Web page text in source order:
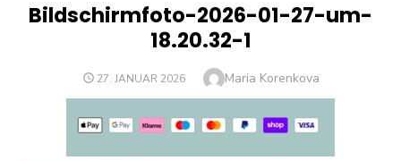
Bildschirmfoto-2026-01-27-um-
18.20.32-1
POSTED
27. JANUAR 2026 Author
Maria Korenkova